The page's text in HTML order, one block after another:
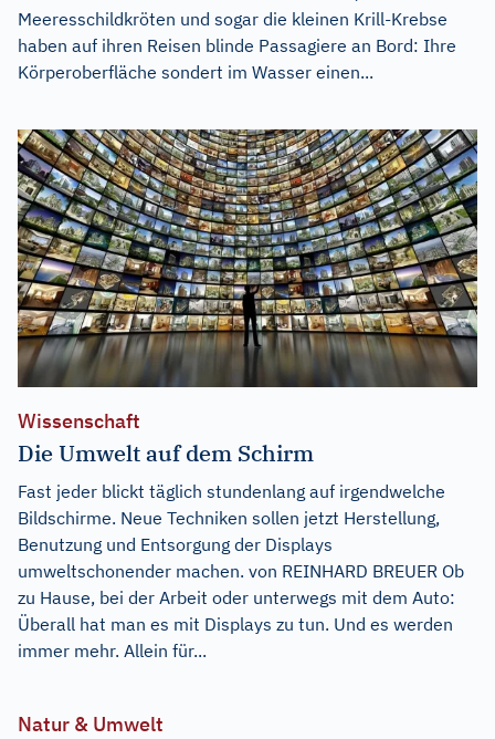
Meeresschildkröten und sogar die kleinen Krill-Krebse
haben auf ihren Reisen blinde Passagiere an Bord: Ihre
Körperoberfläche sondert im Wasser einen...
Wissenschaft
Die Umwelt auf dem Schirm
Fast jeder blickt täglich stundenlang auf irgendwelche
Bildschirme. Neue Techniken sollen jetzt Herstellung,
Benutzung und Entsorgung der Displays
umweltschonender machen. von REINHARD BREUER Ob
zu Hause, bei der Arbeit oder unterwegs mit dem Auto:
Überall hat man es mit Displays zu tun. Und es werden
immer mehr. Allein für...
Natur & Umwelt